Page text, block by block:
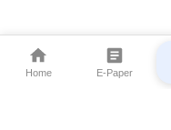
Home E-Paper